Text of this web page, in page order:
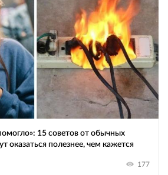
15 советов от обычных
оказаться полезнее, чем кажется
177